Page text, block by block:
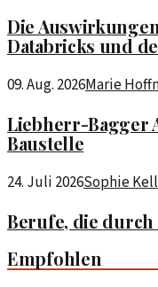
Die
Databricks und
09. Aug. 2026Marie
Liebherr-Bagger
Baustelle
24. Juli 2026Sophie
Berufe, die
Empfohlen